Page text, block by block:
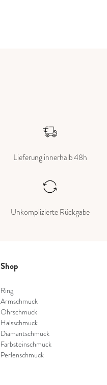
Lieferung innerhalb 48h
Unkomplizierte Rückgabe
Shop
Ring
Armschmuck
Ohrschmuck
Halsschmuck
Diamantschmuck
Farbsteinschmuck
Perlenschmuck